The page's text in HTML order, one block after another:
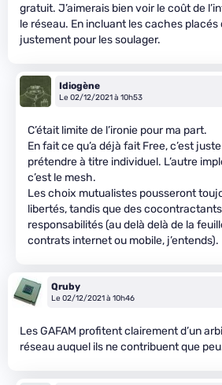
gratuit. J’aimerais bien voir le coût de
le réseau. En incluant les caches placés
justement pour les soulager.
Idiogène
Le 02/12/2021 à 10h53
C’était limite de l’ironie pour ma part.
En fait ce qu’a déjà fait Free, c’est
prétendre à titre individuel. L’autre
c’est le mesh.
Les choix mutualistes pousseront
libertés, tandis que des
responsabilités (au delà delà de la
contrats internet ou mobile, j’entends).
Qruby
Le 02/12/2021 à 10h46
Les GAFAM profitent clairement d’un
réseau auquel ils ne contribuent que